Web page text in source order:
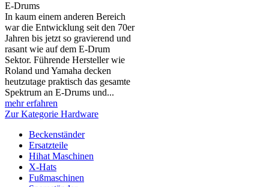
E-Drums
In kaum einem anderen Bereich
war die Entwicklung seit den 70er
Jahren bis jetzt so gravierend und
rasant wie auf dem E-Drum
Sektor. Führende Hersteller wie
Roland und Yamaha decken
heutzutage praktisch das gesamte
Spektrum an E-Drums und...
mehr erfahren
Zur Kategorie Hardware
Beckenständer
Ersatzteile
Hihat Maschinen
X-Hats
Fußmaschinen